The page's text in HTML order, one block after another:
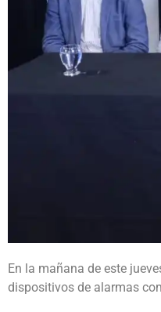
En la mañana de este
dispositivos de alarmas